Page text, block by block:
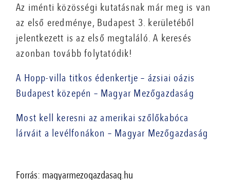
Az iménti közösségi kutatásnak már meg is van
az első eredménye, Budapest 3. kerületéből
jelentkezett is az első megtaláló. A keresés
azonban tovább folytatódik!
A Hopp-villa titkos édenkertje – ázsiai oázis
Budapest közepén – Magyar Mezőgazdaság
Most kell keresni az amerikai szőlőkabóca
lárváit a levélfonákon – Magyar Mezőgazdaság
Forrás: magyarmezogazdasag.hu